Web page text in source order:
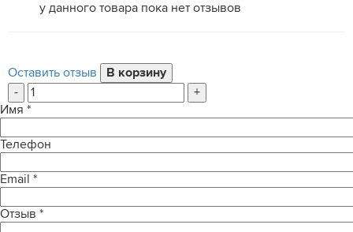
у данного товара пока нет отзывов
Оставить отзыв
-
+
Имя *
Телефон
Email *
Отзыв *